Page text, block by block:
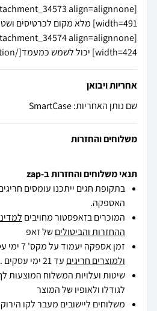
align=alignnone
align=alignnone
width=424] יכול לשמש כמעמד[/caption]
אחריות ויבואן
שם נותן האחריות: SmartCase
משלוחים והחזרות
תנאי משלוחים והחזרות ב-zap
בתקופת חגים ייתכנו עומסים
האספקה.
המוכרים בזאפסטור מחויבים
ההחזרות והביטוליםשל זאפ
זמן אספקה יעמוד על מקס' 7 ימי עסקים מיום הזמנה,
ולמוצרים חריגים עד 21 ימי עסקים .
שיטות ועלויות המשלוח המוצעות
לגודלו ולאופיו של המוצר
משלוחים ליישובים מעבר לקו